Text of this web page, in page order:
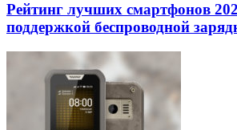
Рейтинг лучших смартфонов
поддержкой беспроводной